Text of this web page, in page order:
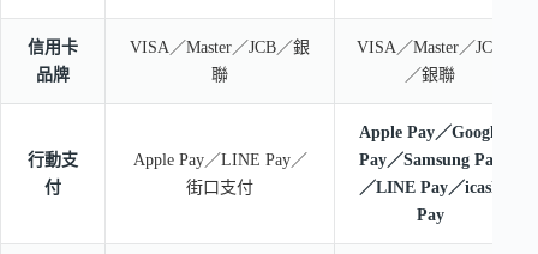
信用卡
品牌
VISA／Master／JCB／銀
聯
VISA／Master／JCB
／銀聯
行動支
付
Apple Pay／LINE Pay／
街口支付
Apple Pay／Google
Pay／Samsung Pay
／LINE Pay／icash
Pay